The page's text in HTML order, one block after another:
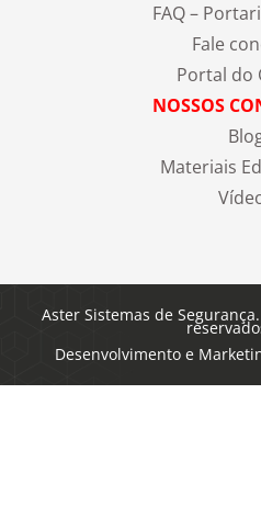
FAQ –
Fale
Portal do
NOSSOS
Materiais
Aster Sistemas de
Desenvolvimento e